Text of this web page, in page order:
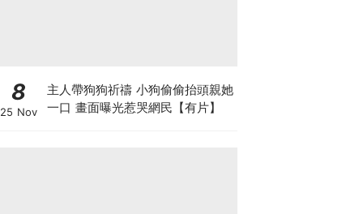
8
25 Nov
主人帶狗狗祈禱 小狗偷偷抬頭親她
一口 畫面曝光惹哭網民【有片】